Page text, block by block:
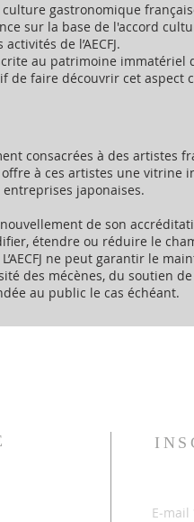
gastronomique
sur la base de l'accord
de l’AECFJ.
au patrimoine immatériel
de faire découvrir cet aspect
consacrées à des artistes
à ces artistes une vitrine
japonaises.
de son
étendre ou réduire le
L’AECFJ ne peut garantir le
des mécènes, du soutien
au public le cas échéant.
E‑mail